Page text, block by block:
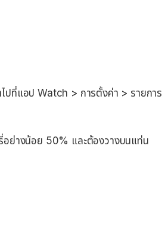
ปที่แอป Watch > การตั้งค่า > รายการ
ย่างน้อย 50% และต้องวางบนแท่น